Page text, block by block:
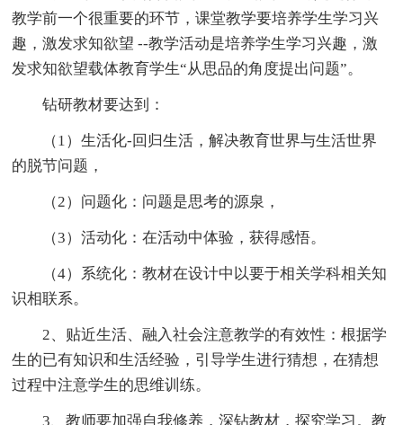
教学前一个很重要的环节，课堂教学要培养学生学习兴
趣，激发求知欲望 --教学活动是培养学生学习兴趣，激
发求知欲望载体教育学生“从思品的角度提出问题”。
钻研教材要达到：
（1）生活化-回归生活，解决教育世界与生活世界
的脱节问题，
（2）问题化：问题是思考的源泉，
（3）活动化：在活动中体验，获得感悟。
（4）系统化：教材在设计中以要于相关学科相关知
识相联系。
2、贴近生活、融入社会注意教学的有效性：根据学
生的已有知识和生活经验，引导学生进行猜想，在猜想
过程中注意学生的思维训练。
3、教师要加强自我修养，深钻教材，探究学习。教